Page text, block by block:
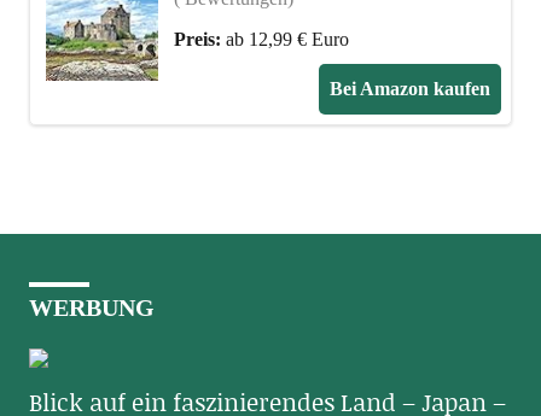
Preis: ab 12,99 € Euro
Bei Amazon kaufen
WERBUNG
Blick auf ein faszinierendes Land – Japan –